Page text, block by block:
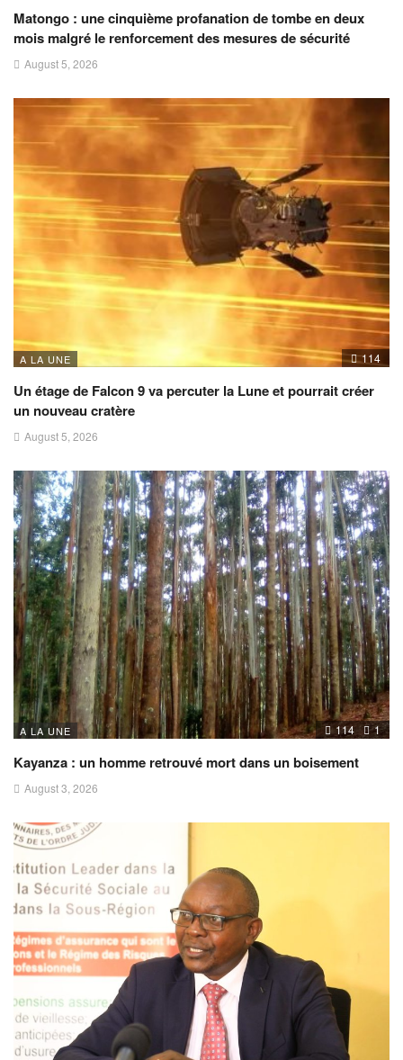
Matongo : une cinquième profanation de tombe en deux
mois malgré le renforcement des mesures de sécurité
August 5, 2026
A LA UNE 114
Un étage de Falcon 9 va percuter la Lune et pourrait créer
un nouveau cratère
August 5, 2026
A LA UNE 114 1
Kayanza : un homme retrouvé mort dans un boisement
August 3, 2026